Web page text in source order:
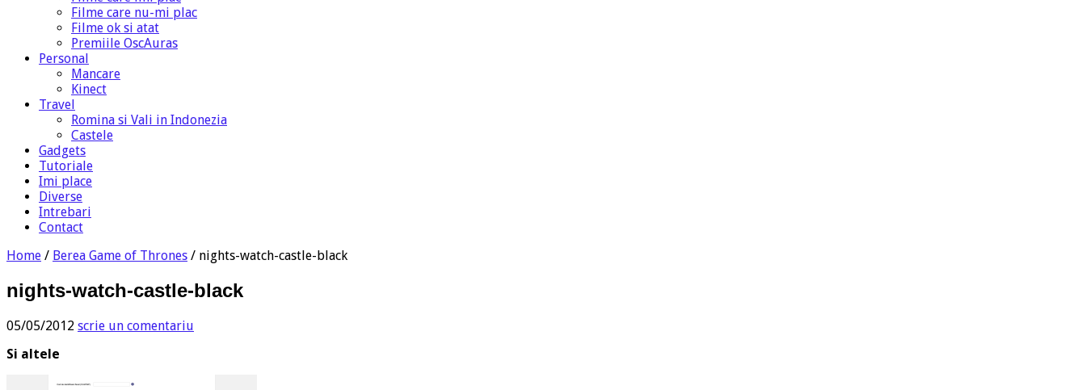
Filme care nu-mi plac
Filme ok si atat
Premiile OscAuras
Personal
Mancare
Kinect
Travel
Romina si Vali in Indonezia
Castele
Gadgets
Tutoriale
Imi place
Diverse
Intrebari
Contact
Home / Berea Game of Thrones / nights-watch-castle-black
nights-watch-castle-black
05/05/2012 scrie un comentariu
Si altele